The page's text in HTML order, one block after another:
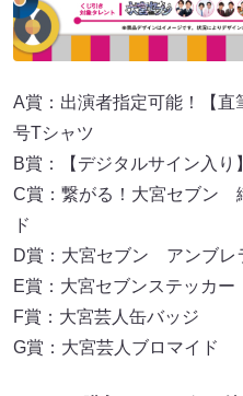
A賞：出演者指定可能！【直
号Tシャツ
B賞：【デジタルサイン入り
C賞：繋がる！大宮セブン
ド
D賞：大宮セブン アンブレ
E賞：大宮セブンステッカー
F賞：大宮芸人缶バッジ
G賞：大宮芸人ブロマイド